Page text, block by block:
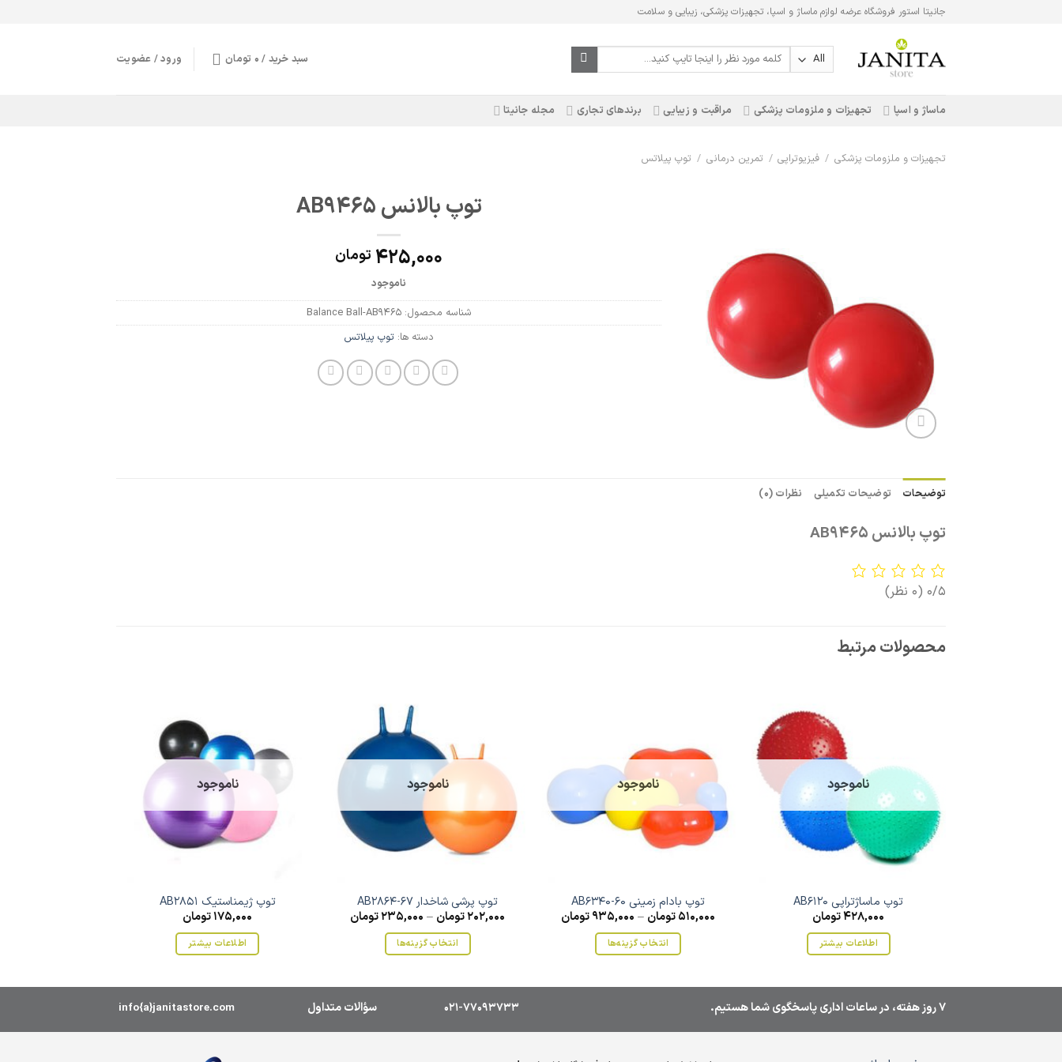
جانیتا استور فروشگاه عرضه لوازم ماساژ و اسپا، تجهیزات پزشکی، زیبایی و سلامت
جستجو
سبد خرید / 0 تومان ورود / عضویت
ماساژ و اسپا تجهیزات و ملزومات پزشکی مراقبت و زیبایی برندهای تجاری مجله جانیتا
تجهیزات و ملزومات پزشکی / فیزیوتراپی / تمرین درمانی / توپ پیلاتس
توپ بالانس AB9465
425,000 تومان
ناموجود
شناسه محصول:Balance Ball-AB9465
دسته ها: توپ پیلاتس
توضیحات توضیحات تکمیلی نظرات (0)
توپ بالانس AB9465
0/5 (0 نظر)
محصولات مرتبط
ناموجود
توپ ماساژتراپی AB6120
428,000تومان
اطلاعات بیشتر
ناموجود
توپ بادام زمینی AB6340-60
510,000تومان –
935,000تومان
انتخاب گزینه‌ها
مختلفی
ناموجود
توپ پرشی شاخدار AB2864-67
202,000تومان –
235,000تومان
انتخاب گزینه‌ها
مختلفی
ناموجود
توپ ژیمناستیک AB2851
175,000تومان
اطلاعات بیشتر
7 روز هفته، در ساعات اداری پاسخگوی شما هستیم. 021-77093733 سؤالات متداول info{a}janitastore.com